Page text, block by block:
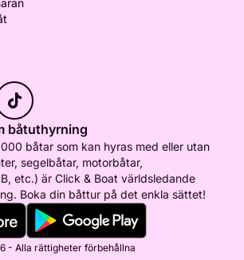
båtuthyrning
båtar som kan hyras med eller utan
segelbåtar, motorbåtar,
etc.) är Click & Boat världsledande
Boka din båttur på det enkla sättet!
- Alla rättigheter förbehållna